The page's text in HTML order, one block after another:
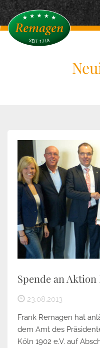
Spende an
23.08.2013
Frank Remagen hat
dem Amt des
Köln 1902 e.V. auf